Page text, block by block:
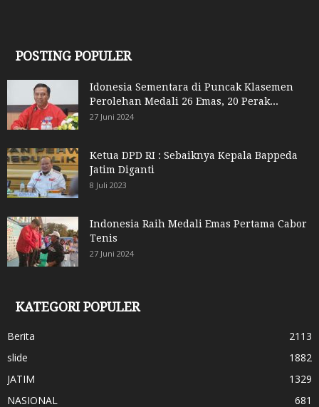
POSTING POPULER
Idonesia Sementara di Puncak Klasemen
Perolehan Medali 26 Emas, 20 Perak...
27 Juni 2024
Ketua DPD RI : Sebaiknya Kepala Bappeda
Jatim Diganti
8 Juli 2023
Indonesia Raih Medali Emas Pertama Cabor
Tenis
27 Juni 2024
KATEGORI POPULER
Berita
2113
slide
1882
JATIM
1329
NASIONAL
681